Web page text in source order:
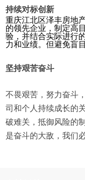
持续对标创新
重庆江北区泽丰房地
的领先企业，制定高
验，并结合实际进行
力和业绩。但避免盲
坚持艰苦奋斗
不畏艰苦，努力奋斗
司和个人持续成长的
破难关，抵御风险的
是奋斗的大敌，我们